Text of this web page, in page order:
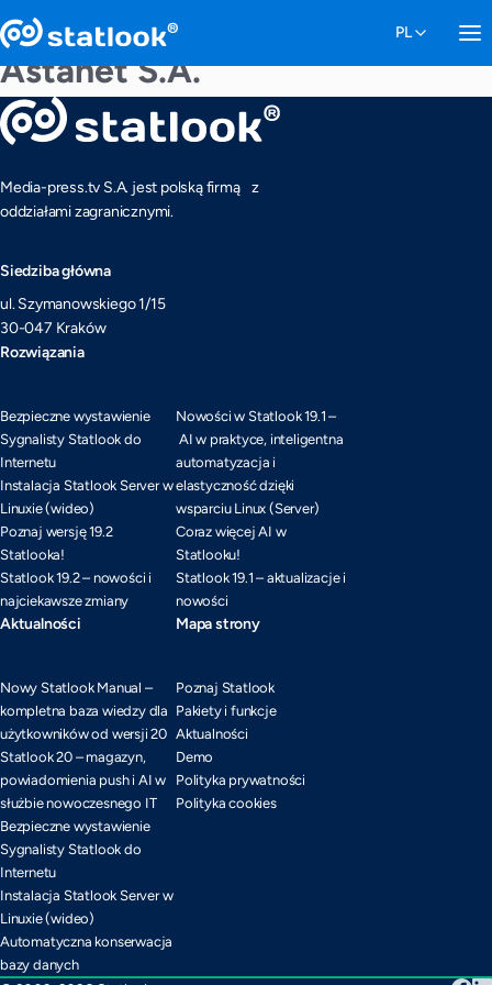
Astanet S.A.
Media-press.tv S.A. jest polską firmą z
oddziałami zagranicznymi.
Siedziba główna
ul. Szymanowskiego 1/15
30-047 Kraków
Rozwiązania
Bezpieczne wystawienie
Sygnalisty Statlook do
Internetu
Instalacja Statlook Server w
Linuxie (wideo)
Poznaj wersję 19.2
Statlooka!
Statlook 19.2 – nowości i
najciekawsze zmiany
Nowości w Statlook 19.1 –
AI w praktyce, inteligentna
automatyzacja i
elastyczność dzięki
wsparciu Linux (Server)
Coraz więcej AI w
Statlooku!
Statlook 19.1 – aktualizacje i
nowości
Aktualności
Nowy Statlook Manual –
kompletna baza wiedzy dla
użytkowników od wersji 20
Statlook 20 – magazyn,
powiadomienia push i AI w
służbie nowoczesnego IT
Bezpieczne wystawienie
Sygnalisty Statlook do
Internetu
Instalacja Statlook Server w
Linuxie (wideo)
Automatyczna konserwacja
bazy danych
Mapa strony
Poznaj Statlook
Pakiety i funkcje
Aktualności
Demo
Polityka prywatności
Polityka cookies